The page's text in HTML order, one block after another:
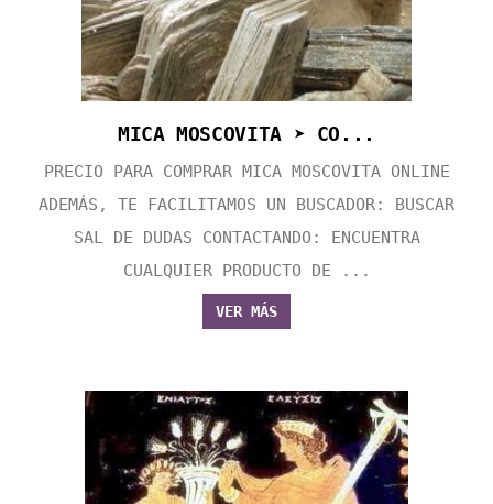
MICA MOSCOVITA ➤ CO...
PRECIO PARA COMPRAR MICA MOSCOVITA ONLINE
ADEMÁS, TE FACILITAMOS UN BUSCADOR: BUSCAR
SAL DE DUDAS CONTACTANDO: ENCUENTRA
CUALQUIER PRODUCTO DE ...
VER MÁS